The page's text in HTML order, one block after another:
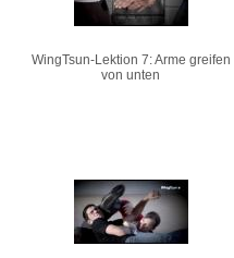
WingTsun-Lektion 7: Arme greifen
von unten